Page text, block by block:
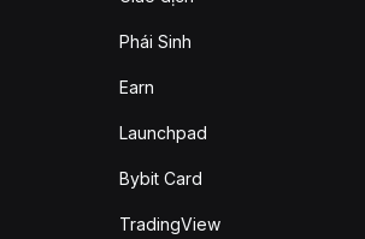
Phái Sinh
Earn
Launchpad
Bybit Card
TradingView